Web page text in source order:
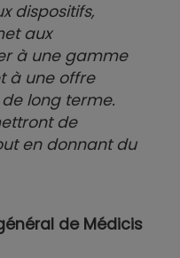
dispositifs,
aux
à une gamme
à une offre
long terme.
de
en donnant du
de Médicis